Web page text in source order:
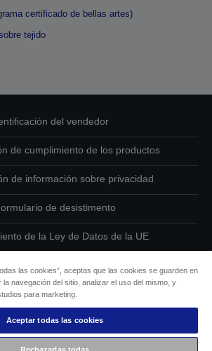
certificado de bellas artes)
tejido
del vendedor
de cumplimiento de los productos
de información sobre privacidad
de desistimento
de la Ley de Datos de la UE
sobre cookies
de accesibilidad de Epson
las cookies”, aceptas que las cookies se guarden en
navegación del sitio, analizar el uso del mismo, y
para marketing.
Aceptar todas las cookies